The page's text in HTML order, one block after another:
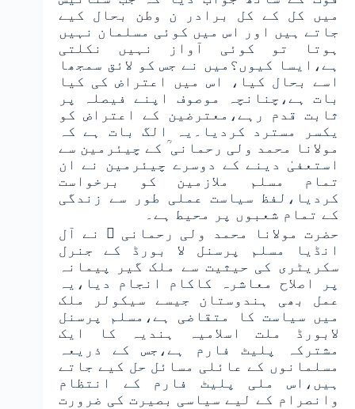
میں کل کے کل برادر ن وطن بحال کیے
جاتے ہیں اور اس میں کوئی مسلمان نہیں
ہوتا تو کوئی آواز نہیں نکلتی
ہے،ایسا کیوں؟میں نے جس کو لائق سمجھا
اسے بحال کیا، اس میں اعتراض کی کیا
بات ہے،چنانچہ موصوف اپنے فیصلہ پر
ثابت قدم رہے،معترضین کے اعتراض کو
یکسر مسترد کردیا۔یہ الگ بات ہے کہ
مولانا محمد ولی رحمانی ؒ کے چیئرمین سے
استعفیٰ دینے کے دوسرے چیئرمین نے ان
تمام مسلم ملازمین کو برخواست
کردیا،لفظ سیاست عملی طور سے زندگی
کے تمام شعبوں پر محیط ہے۔
حضرت مولانا محمد ولی رحمانی ؒ نے آل
انڈیا مسلم پرسنل لا بورڈ کے جنرل
سکریٹری کی حیثیت سے ملک گیر پیمانہ
پر اصلاح معاشرہ کاکام انجام دیا،یہ
عمل بھی ہندوستان جیسے سیکولر ملک
میں سیاست کا متقاضی ہے،مسلم پرسنل
لابورڈ ملت اسلامیہ ہندیہ کا ایک
مشترکہ پلیٹ فارم ہے،جس کے ذریعہ
مسلمانوں کے عائلی مسائل حل کیے جاتے
ہیں،اس ملی پلیٹ فارم کے انتظام
وانصرام کے لیے سیاسی بصیرت کی ضرورت